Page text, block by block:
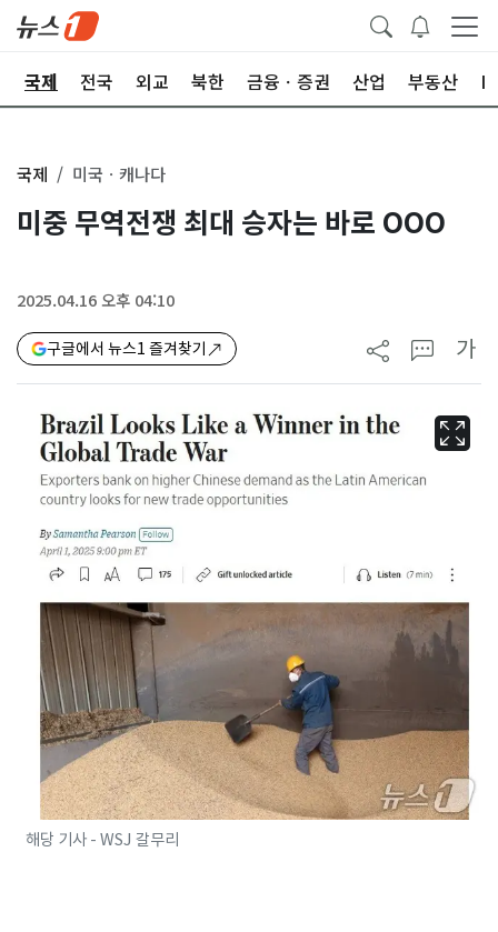
국제 전국 외교 북한 금융ㆍ증권 산업 부동산
국제 미국ㆍ캐나다
미중 무역전쟁 최대 승자는 바로 OOO
2025.04.16 오후 04:10
구글에서 뉴스1 즐겨찾기 가
해당 기사 - WSJ 갈무리